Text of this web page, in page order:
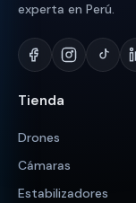
experta en Perú.
Tienda
Drones
Cámaras
Estabilizadores